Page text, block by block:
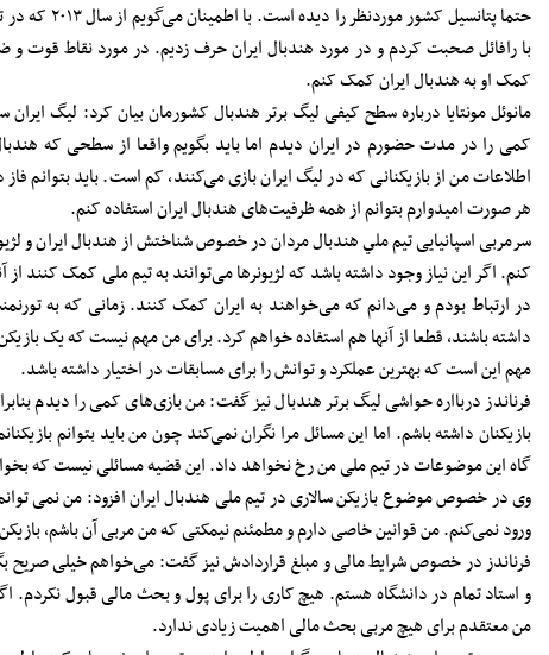
حتما
با رافائل صحبت کردم و در مورد هندبال ایران حرف زدیم. در مورد نقاط قوت
کمک او به هندبال ایران کمک کنم.
مانوئل مونتایا درباره سطح کیفی لیگ برتر هندبال کشورمان بیان کرد: لیگ ایران
کمی را در مدت حضورم در ایران دیدم اما باید بگویم واقعا از سطحی که هندبال
اطلاعات من از بازیکنانی که در لیگ ایران بازی می‌کنند، کم است. باید بتوانم
هر صورت امیدوارم بتوانم از همه ظرفیت‌های هندبال ایران استفاده کنم.
سرمربی اسپانیایی تیم ملي هندبال مردان در خصوص شناختش از هندبال ایران و
کنم. اگر این نیاز وجود داشته باشد که لژیونرها می‌توانند به تیم ملی کمک کنند از
در ارتباط بودم و می‌دانم که می‌خواهند به ایران کمک کنند. زمانی که به
داشته باشند، قطعا از آنها هم استفاده خواهم‌ کرد. برای من مهم نیست که یک
مهم این است که بهترین عملکرد و توانش را برای مسابقات در اختیار داشته باشد.
فرناندز دربااره حواشی لیگ برتر هندبال نیز گفت: من بازی‌های کمی را دیدم
بازیکنان داشته باشم. اما این مسائل مرا نگران نمی‌کند چون من باید بتوانم
گاه این موضوعات در تیم ملی من رخ نخواهد داد. این قضیه مسائلی نیست که
وی در خصوص موضوع بازیکن سالاری در تیم ملی هندبال ایران افزود: من نمی
ورود نمی‌کنم. من قوانین خاصی دارم و مطمئنم نیمکتی که من مربی آن باشم،
فرناندز در خصوص شرایط مالی و مبلغ قراردادش نیز گفت: می‌خواهم خیلی صریح
و استاد تمام در دانشگاه هستم. هیچ کاری را برای پول و بحث مالی قبول نکردم.
من معتقدم برای هیچ مربی بحث مالی اهمیت زیادی ندارد.